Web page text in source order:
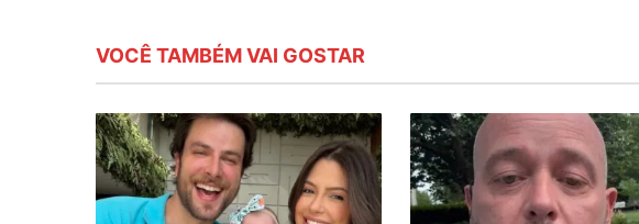
VOCÊ TAMBÉM VAI GOSTAR